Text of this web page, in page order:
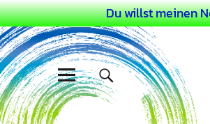
Du willst meinen
Dein